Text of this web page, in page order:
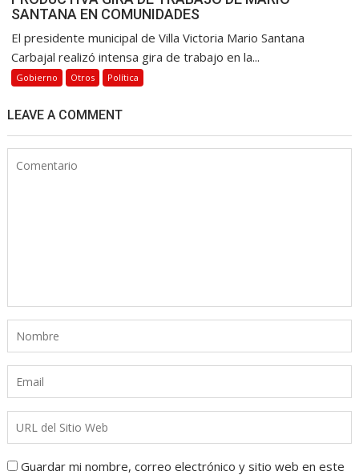
SANTANA EN COMUNIDADES
El presidente municipal de Villa Victoria Mario Santana
Carbajal realizó intensa gira de trabajo en la...
Gobierno Otros Política
LEAVE A COMMENT
Guardar mi nombre, correo electrónico y sitio web en este